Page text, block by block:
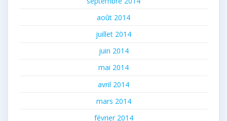
août 2014
juillet 2014
juin 2014
mai 2014
avril 2014
mars 2014
février 2014